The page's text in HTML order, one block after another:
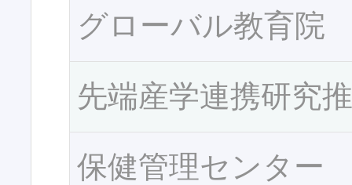
グローバル教育院
先端産学連携研究
保健管理センター